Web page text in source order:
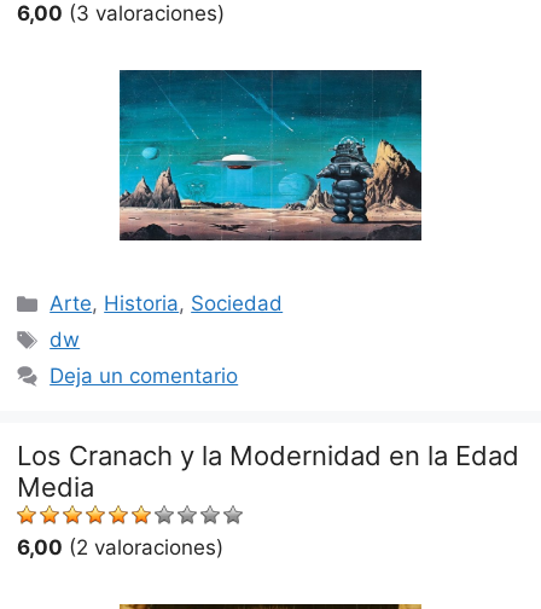
6,00 (3 valoraciones)
Categorías
Arte, Historia, Sociedad
Etiquetas
dw
Deja un comentario
Los Cranach y la Modernidad en la Edad
Media
6,00 (2 valoraciones)